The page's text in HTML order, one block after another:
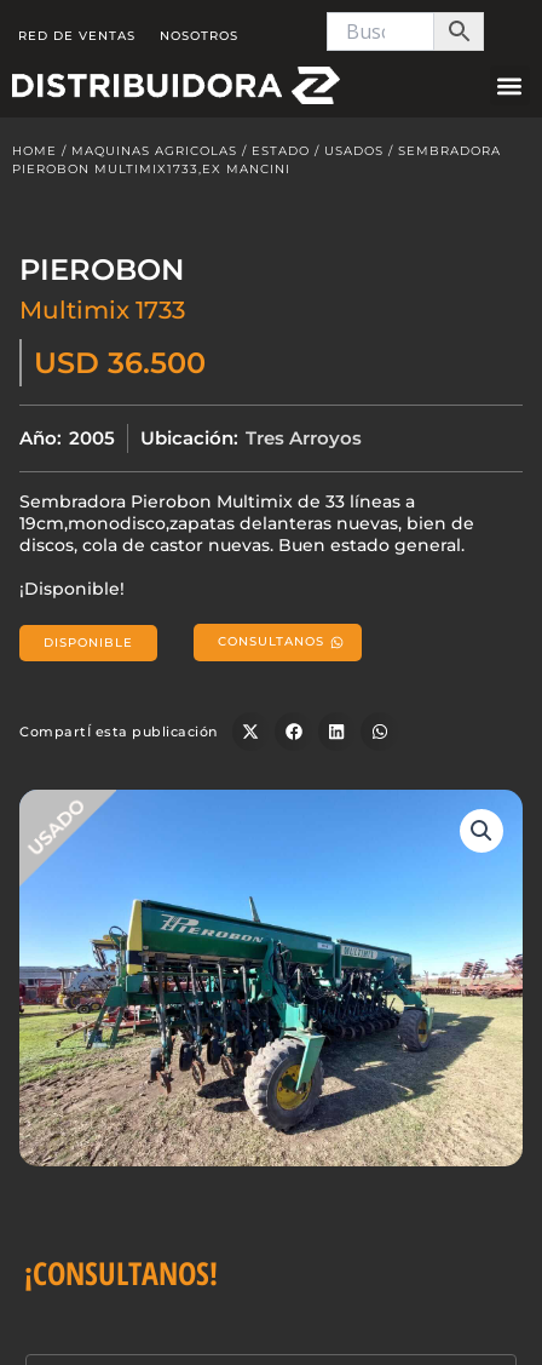
content
RED DE VENTAS NOSOTROS
HOME / MAQUINAS AGRICOLAS / ESTADO / USADOS / SEMBRADORA
PIEROBON MULTIMIX1733,EX MANCINI
PIEROBON
Multimix 1733
USD 36.500
Año: 2005 Ubicación: Tres Arroyos
Sembradora Pierobon Multimix de 33 líneas a
19cm,monodisco,zapatas delanteras nuevas, bien de
discos, cola de castor nuevas. Buen estado general.
¡Disponible!
DISPONIBLE CONSULTANOS
CompartÍ esta publicación
¡CONSULTANOS!